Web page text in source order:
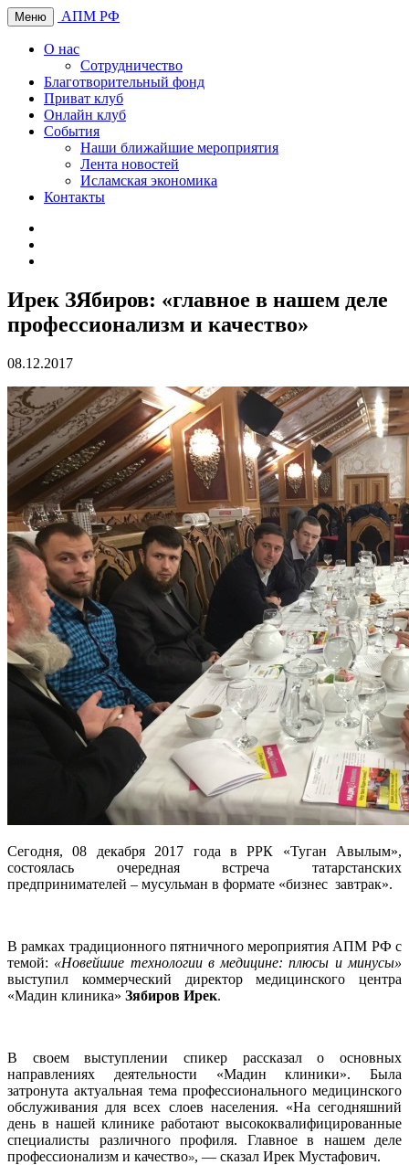
Меню АПМ РФ
О нас
Сотрудничество
Благотворительный фонд
Приват клуб
Онлайн клуб
События
Наши ближайшие мероприятия
Лента новостей
Исламская экономика
Контакты
Ирек ЗЯбиров: «главное в нашем деле
профессионализм и качество»
08.12.2017
Сегодня, 08 декабря 2017 года в РРК «Туган Авылым»,
состоялась очередная встреча татарстанских
предпринимателей – мусульман в формате «бизнес завтрак».
В рамках традиционного пятничного мероприятия АПМ РФ с
темой: «Новейшие технологии в медицине: плюсы и минусы»
выступил коммерческий директор медицинского центра
«Мадин клиника» Зябиров Ирек.
В своем выступлении спикер рассказал о основных
направлениях деятельности «Мадин клиники». Была
затронута актуальная тема профессионального медицинского
обслуживания для всех слоев населения. «На сегодняшний
день в нашей клинике работают высококвалифицированные
специалисты различного профиля. Главное в нашем деле
профессионализм и качество», — сказал Ирек Мустафович.